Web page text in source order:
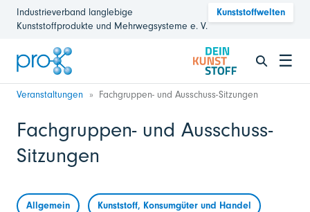
Industrieverband langlebige
Kunststoffprodukte und Mehrwegsysteme e. V.
Kunststoffwelten
☰
Veranstaltungen Fachgruppen- und Ausschuss-Sitzungen
Fachgruppen- und Ausschuss-
Sitzungen
Allgemein Kunststoff, Konsumgüter und Handel